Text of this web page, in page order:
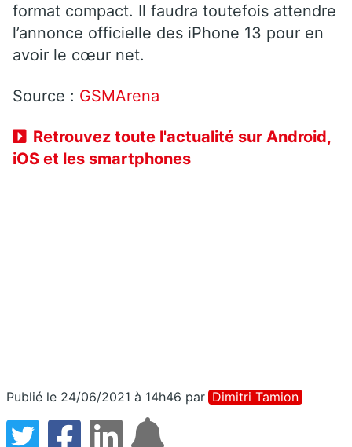
format compact. Il faudra toutefois attendre
l’annonce officielle des iPhone 13 pour en
avoir le cœur net.
Source : GSMArena
Retrouvez toute l'actualité sur Android,
iOS et les smartphones
Publié le 24/06/2021 à 14h46 par Dimitri Tamion